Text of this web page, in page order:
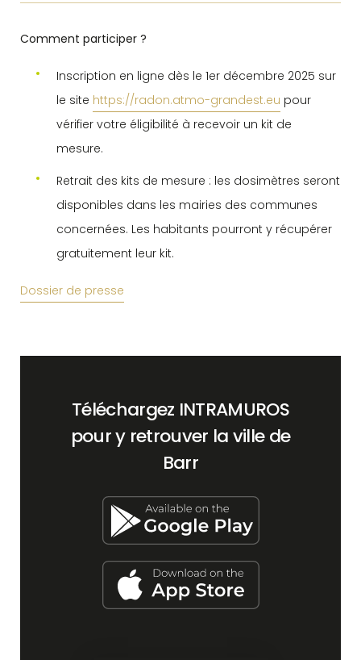
Comment participer ?
Inscription en ligne dès le 1er décembre 2025 sur
le site https://radon.atmo-grandest.eu pour
vérifier votre éligibilité à recevoir un kit de
mesure.
Retrait des kits de mesure : les dosimètres seront
disponibles dans les mairies des communes
concernées. Les habitants pourront y récupérer
gratuitement leur kit.
Dossier de presse
Téléchargez INTRAMUROS
pour y retrouver la ville de
Barr